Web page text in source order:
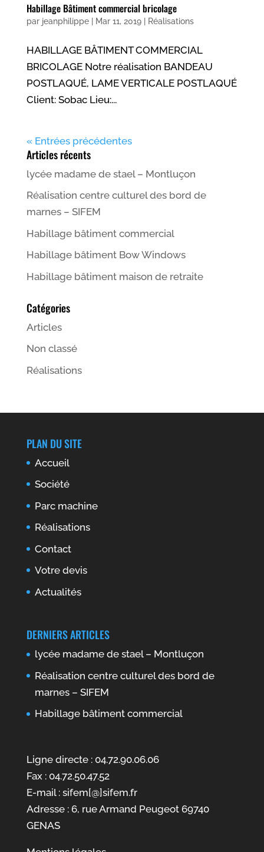
Habillage Bâtiment commercial bricolage
par jeanphilippe| Mar 11, 2019| Réalisations
HABILLAGE BÂTIMENT COMMERCIAL
BRICOLAGE Notre réalisation BANDEAU
POSTLAQUÉ, LAME VERTICALE POSTLAQUÉ
Client: Sobac Lieu:...
« Entrées précédentes
Articles récents
lycée madame de stael – Montluçon
Réalisation centre culturel des bord de
marnes – SIFEM
Habillage bâtiment commercial
Habillage bâtiment Bow Windows
Habillage bâtiment maison de retraite
Catégories
Articles
Non classé
Réalisations
PLAN DU SITE
Accueil
Société
Parc machine
Réalisations
Contact
Votre devis
Actualités
DERNIERS ARTICLES
lycée madame de stael – Montluçon
Réalisation centre culturel des bord de
marnes – SIFEM
Habillage bâtiment commercial
Ligne directe : 04.72.90.06.06
Fax : 04.72.50.47.52
E-mail : sifem[@]sifem.fr
Adresse : 6, rue Armand Peugeot 69740
GENAS